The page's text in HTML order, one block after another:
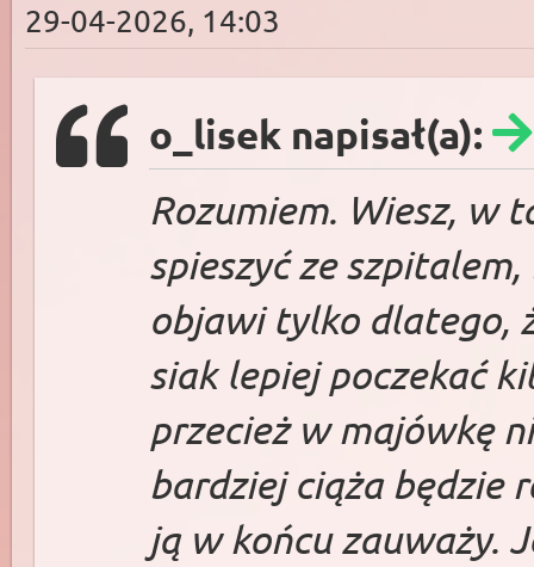
29-04-2026, 14:03
o_lisek napisał(a):
Rozumiem. Wiesz, w
spieszyć ze
objawi tylko dlatego,
siak lepiej poczekać
przecież w majówkę
bardziej ciąża będzie
ją w końcu zauważy.